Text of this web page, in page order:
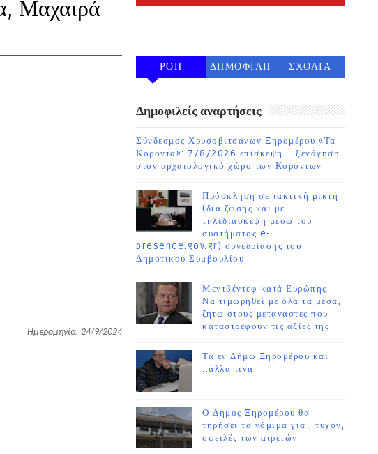
Μαχαιρά
Ημερομηνία, 24/9/2024
ΡΟΗ
ΔΗΜΟΦΙΛΗ
ΣΧΟΛΙΑ
Δημοφιλείς αναρτήσεις
Σύνδεσμος Χρυσοβιτσάνων Ξηρομέρου «Τα
Κόροντα»: 7/8/2026 επίσκεψη – ξενάγηση
στον αρχαιολογικό χώρο των Κορόντων
Πρόσκληση σε τακτική μικτή
(δια ζώσης και με
τηλεδιάσκεψη μέσω του
συστήματος e-
presence.gov.gr) συνεδρίασης του
Δημοτικού Συμβουλίου
Μεντβέντεφ κατά Ευρώπης:
Να τιμωρηθεί με όλα τα μέσα,
ζήτω στους μετανάστες που
καταστρέφουν τις αξίες της
Τα εν Δήμω Ξηρομέρου και
..άλλα τινα
Ο Δήμος Ξηρομέρου θα
τηρήσει τα νόμιμα για , τυχόν,
οφειλές των αιρετών